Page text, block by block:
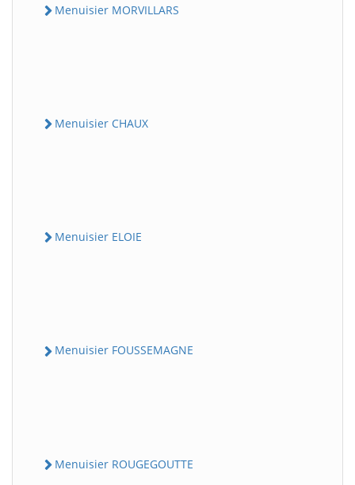
Menuisier MORVILLARS
Menuisier CHAUX
Menuisier ELOIE
Menuisier FOUSSEMAGNE
Menuisier ROUGEGOUTTE